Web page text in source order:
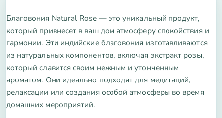
Благовония Natural Rose — это уникальный продукт,
который привнесет в ваш дом атмосферу спокойствия и
гармонии. Эти индийские благовония изготавливаются
из натуральных компонентов, включая экстракт розы,
который славится своим нежным и утонченным
ароматом. Они идеально подходят для медитаций,
релаксации или создания особой атмосферы во время
домашних мероприятий.